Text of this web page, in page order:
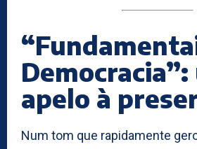
Democracia”:
apelo à
Num tom que rapidamente